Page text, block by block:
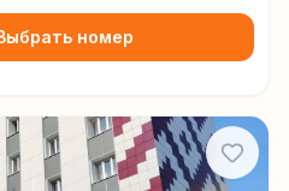
номер